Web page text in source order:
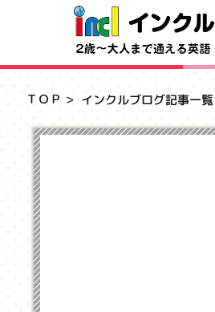
ＴＯＰ インクルブログ記事一覧